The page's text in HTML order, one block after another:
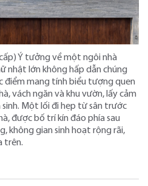
Ý tưởng về một ngôi nhà
nhật lớn không hấp dẫn chúng
điểm mang tính biểu tượng quen
vách ngăn và khu vườn, lấy cảm
Một lối đi hẹp từ sân trước
được bố trí kín đáo phía sau
không gian sinh hoạt rộng rãi,
trên.